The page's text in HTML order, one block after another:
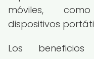
móviles,
dispositivos
Los